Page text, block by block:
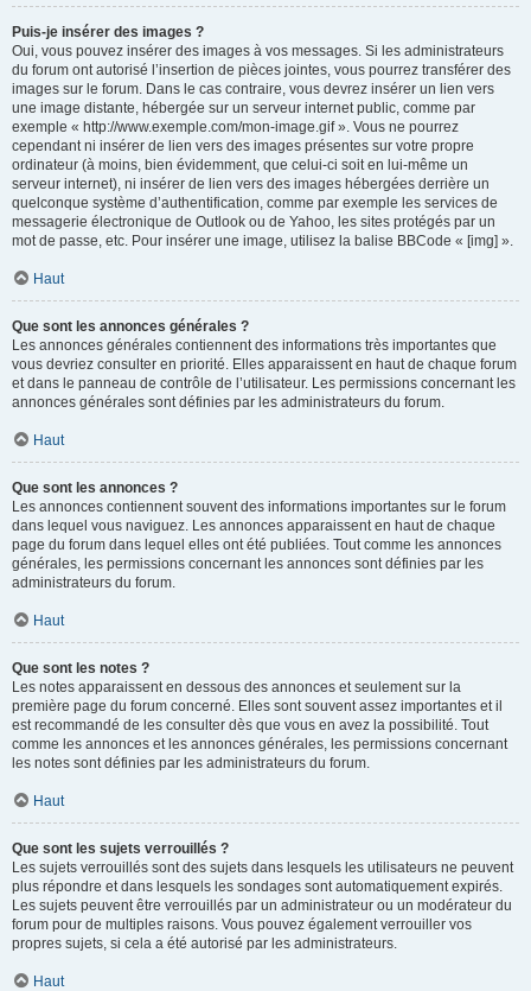
Puis-je insérer des images ?
Oui, vous pouvez insérer des images à vos messages. Si les administrateurs
du forum ont autorisé l’insertion de pièces jointes, vous pourrez transférer des
images sur le forum. Dans le cas contraire, vous devrez insérer un lien vers
une image distante, hébergée sur un serveur internet public, comme par
exemple « http://www.exemple.com/mon-image.gif ». Vous ne pourrez
cependant ni insérer de lien vers des images présentes sur votre propre
ordinateur (à moins, bien évidemment, que celui-ci soit en lui-même un
serveur internet), ni insérer de lien vers des images hébergées derrière un
quelconque système d’authentification, comme par exemple les services de
messagerie électronique de Outlook ou de Yahoo, les sites protégés par un
mot de passe, etc. Pour insérer une image, utilisez la balise BBCode « [img] ».
Haut
Que sont les annonces générales ?
Les annonces générales contiennent des informations très importantes que
vous devriez consulter en priorité. Elles apparaissent en haut de chaque forum
et dans le panneau de contrôle de l’utilisateur. Les permissions concernant les
annonces générales sont définies par les administrateurs du forum.
Haut
Que sont les annonces ?
Les annonces contiennent souvent des informations importantes sur le forum
dans lequel vous naviguez. Les annonces apparaissent en haut de chaque
page du forum dans lequel elles ont été publiées. Tout comme les annonces
générales, les permissions concernant les annonces sont définies par les
administrateurs du forum.
Haut
Que sont les notes ?
Les notes apparaissent en dessous des annonces et seulement sur la
première page du forum concerné. Elles sont souvent assez importantes et il
est recommandé de les consulter dès que vous en avez la possibilité. Tout
comme les annonces et les annonces générales, les permissions concernant
les notes sont définies par les administrateurs du forum.
Haut
Que sont les sujets verrouillés ?
Les sujets verrouillés sont des sujets dans lesquels les utilisateurs ne peuvent
plus répondre et dans lesquels les sondages sont automatiquement expirés.
Les sujets peuvent être verrouillés par un administrateur ou un modérateur du
forum pour de multiples raisons. Vous pouvez également verrouiller vos
propres sujets, si cela a été autorisé par les administrateurs.
Haut